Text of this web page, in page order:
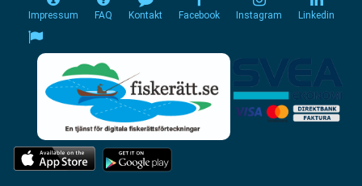
Impressum FAQ Kontakt Facebook Instagram Linkedin